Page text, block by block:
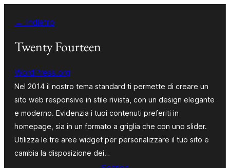
contenuto
← Indietro
Twenty Fourteen
WordPress.org
Nel 2014 il nostro tema standard ti permette di creare un
sito web responsive in stile rivista, con un design elegante
e moderno. Evidenzia i tuoi contenuti preferiti in
homepage, sia in un formato a griglia che con uno slider.
Utilizza le tre aree widget per personalizzare il tuo sito e
cambia la disposizione dei…